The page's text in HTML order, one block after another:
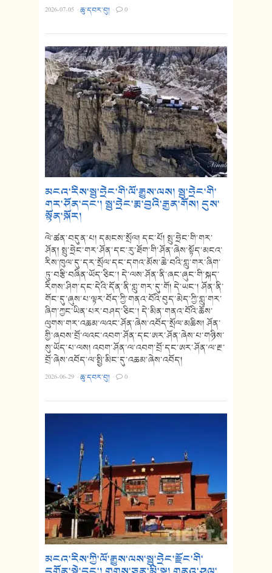
2026-07-05 ·ཆུ་དབར་བུ། · 0
མངའ་རིས་སྤུ་ཧྲེང་གི་ལོ་རྒྱུས་ལས། སྤུ་ཧྲེང་གི་
གར་ཤོན་དང་། སྤུ་ཧྲེང་རྨ་བྱའི་རྒྱན་གོས། དུས་
སྟོན་སྐོར།
ལེ་ཚན་བདུན་པ། དམངས་སྲོལ། དང་པོ། སྤུ་ཧྲེང་གི་གར་
ཤོན། སྤུ་ཧྲེང་གར་ཤོན་དང་རུ་ཐོག་གི་ཤོན་ཞེས་སྟོད་མངའ་
རིས་ཁུལ་དུ་དར་སྲོལ་དང་དགའ་མོས་ཆེ་བའི་གླུ་གར་ཞིག་
ཏུ་བརྩི་བཞིན་ཡོད་ཅིང་། དེ་ལས་ཤོན་ནི་ཞང་ཞུང་གི་སྐད་
རིགས་ཤིག་དང་དེའི་དོན་ནི་གླུ་གར་དུ་གོ། དེ་ཡང་། ཤོན་ནི་
གོང་དུ་ཞུས་པ་ལྟར་བོད་ཀྱི་གནའ་བོའི་བུད་མེད་ཀྱི་གླུ་གར་
ཞིག་ཀྱང་ཡིན་པར་བཤད་ཅིང་། དེ་མིན་གནའ་བོའི་ཆོས་
ལུགས་གར་འཆམ་ལའང་ཤོན་ཞེས་འབོད་སྲོལ་མཆིས། ཤོན་
གྱི་ཞབས་བྲོ་ལའང་འབག་ཤོན་དང་ཨར་ཤོན་ཞེས་པ་གཉིས་
སུ་ཡོད་པ་ལས། འབག་ཤོན་ལ་འབག་བྲོ་དང་ཨར་ཤོན་ལ་རྔ་
བྲོ་ཞེས་འབོད་ལ་སྤྱི་མིང་དུ་འཆམ་ཞེས་འབོད།
2026-06-29 ·ཆུ་དབར་བུ། · 0
མངའ་རིས་ཀྱི་ལོ་རྒྱུས་ལས་སྤུ་ཧྲེང་རྫོང་གི་